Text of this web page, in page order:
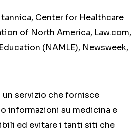
Center for Healthcare
of North America, Law.com,
(NAMLE), Newsweek,
un servizio che fornisce
informazioni su medicina e
ed evitare i tanti siti che